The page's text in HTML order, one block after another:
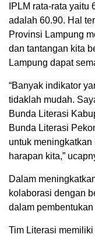
IPLM rata-rata
adalah 60.90. Hal
Provinsi Lampung
dan tantangan kita
Lampung dapat
“Banyak indikator
tidaklah mudah.
Bunda Literasi
Bunda Literasi
untuk
harapan kita,”
Dalam
kolaborasi dengan
dalam
Tim Literasi